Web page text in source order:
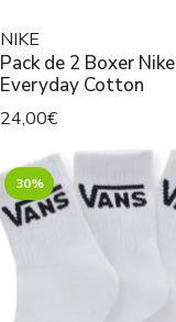
NIKE
Pack de 2 Boxer Nike
Everyday Cotton
24,00€
30%